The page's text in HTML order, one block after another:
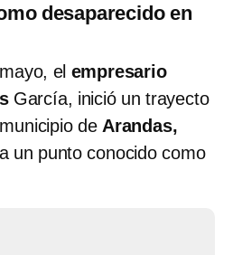
desaparecido en
el empresario
García, inició un trayecto
de Arandas,
un punto conocido como